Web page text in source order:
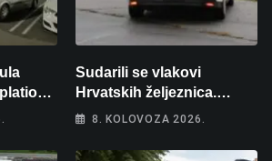
Sudarili se vlakovi
Hrvatskih željeznica.
Šestero osoba teško
intenzivnoj
8. KOLOVOZA 2026.